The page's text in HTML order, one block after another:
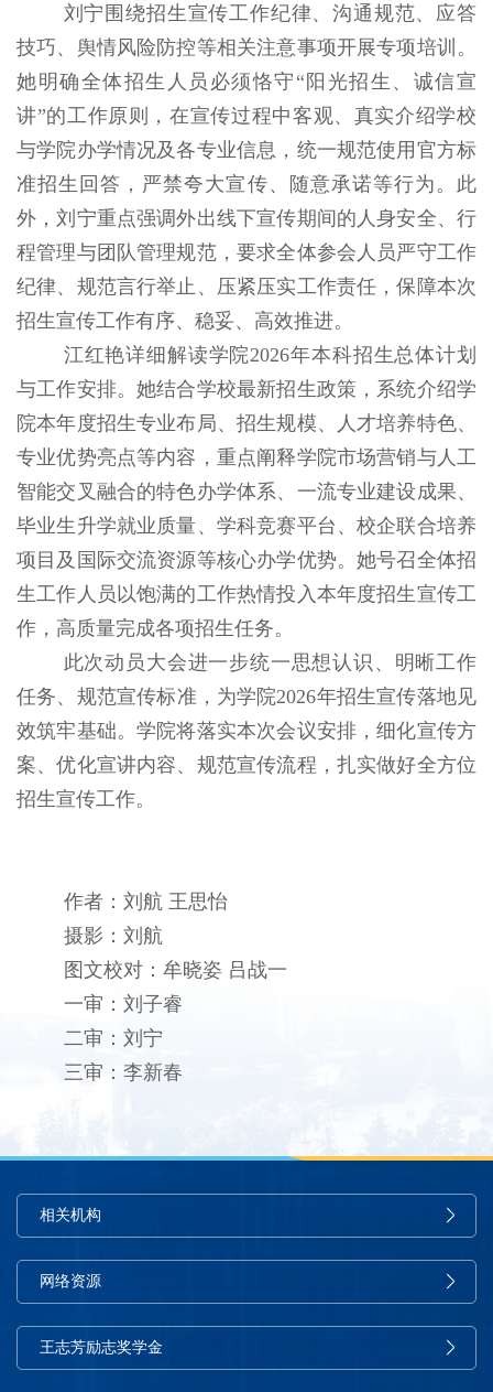
刘宁围绕招生宣传工作纪律、沟通规范、应答
技巧、舆情风险防控等相关注意事项开展专项培训。
她明确全体招生人员必须恪守“阳光招生、诚信宣
讲”的工作原则，在宣传过程中客观、真实介绍学校
与学院办学情况及各专业信息，统一规范使用官方标
准招生回答，严禁夸大宣传、随意承诺等行为。此
外，刘宁重点强调外出线下宣传期间的人身安全、行
程管理与团队管理规范，要求全体参会人员严守工作
纪律、规范言行举止、压紧压实工作责任，保障本次
招生宣传工作有序、稳妥、高效推进。
江红艳详细解读学院2026年本科招生总体计划
与工作安排。她结合学校最新招生政策，系统介绍学
院本年度招生专业布局、招生规模、人才培养特色、
专业优势亮点等内容，重点阐释学院市场营销与人工
智能交叉融合的特色办学体系、一流专业建设成果、
毕业生升学就业质量、学科竞赛平台、校企联合培养
项目及国际交流资源等核心办学优势。她号召全体招
生工作人员以饱满的工作热情投入本年度招生宣传工
作，高质量完成各项招生任务。
此次动员大会进一步统一思想认识、明晰工作
任务、规范宣传标准，为学院2026年招生宣传落地见
效筑牢基础。学院将落实本次会议安排，细化宣传方
案、优化宣讲内容、规范宣传流程，扎实做好全方位
招生宣传工作。
作者：刘航 王思怡
摄影：刘航
图文校对：牟晓姿 吕战一
一审：刘子睿
二审：刘宁
三审：李新春
相关机构
网络资源
王志芳励志奖学金